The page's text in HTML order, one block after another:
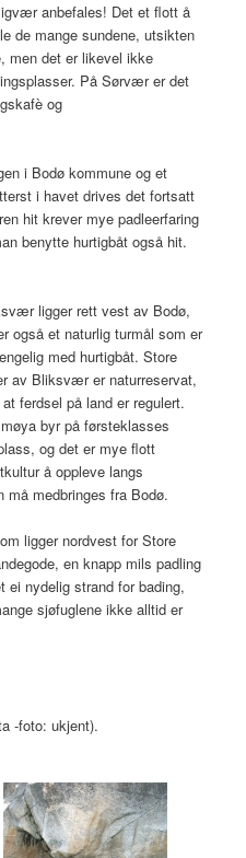
anbefales! Det et flott å
de mange sundene, utsikten
men det er likevel ikke
På Sørvær er det
og
i Bodø kommune og et
i havet drives det fortsatt
hit krever mye padleerfaring
benytte hurtigbåt også hit.
ligger rett vest av Bodø,
også et naturlig turmål som er
med hurtigbåt. Store
av Bliksvær er naturreservat,
ferdsel på land er regulert.
byr på førsteklasses
og det er mye flott
å oppleve langs
må medbringes fra Bodø.
ligger nordvest for Store
en knapp mils padling
ei nydelig strand for bading,
sjøfuglene ikke alltid er
-foto: ukjent).